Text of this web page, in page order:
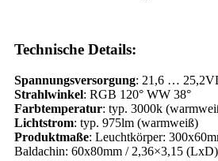
Technische Details:
Spannungsversorgung: 21,6 …
Strahlwinkel: RGB 120° WW 38°
Farbtemperatur: typ. 3000k
Lichtstrom: typ. 975lm (warmweiß)
Produktmaße: Leuchtkörper:
Baldachin: 60x80mm / 2,36×3,15 (LxD)